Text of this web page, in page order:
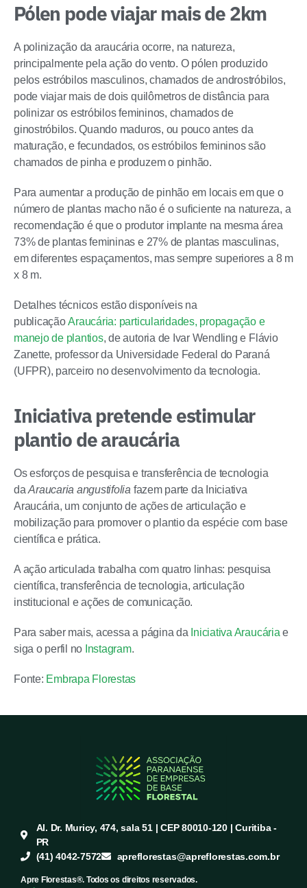
Pólen pode viajar mais de 2km
A polinização da araucária ocorre, na natureza,
principalmente pela ação do vento. O pólen produzido
pelos estróbilos masculinos, chamados de androstróbilos,
pode viajar mais de dois quilômetros de distância para
polinizar os estróbilos femininos, chamados de
ginostróbilos. Quando maduros, ou pouco antes da
maturação, e fecundados, os estróbilos femininos são
chamados de pinha e produzem o pinhão.
Para aumentar a produção de pinhão em locais em que o
número de plantas macho não é o suficiente na natureza, a
recomendação é que o produtor implante na mesma área
73% de plantas femininas e 27% de plantas masculinas,
em diferentes espaçamentos, mas sempre superiores a 8 m
x 8 m.
Detalhes técnicos estão disponíveis na
publicaçãoAraucária: particularidades, propagação e
manejo de plantios, de autoria de Ivar Wendling e Flávio
Zanette, professor da Universidade Federal do Paraná
(UFPR), parceiro no desenvolvimento da tecnologia.
Iniciativa pretende estimular
plantio de araucária
Os esforços de pesquisa e transferência de tecnologia
daAraucaria angustifolia fazem parte da Iniciativa
Araucária, um conjunto de ações de articulação e
mobilização para promover o plantio da espécie com base
científica e prática.
A ação articulada trabalha com quatro linhas: pesquisa
científica, transferência de tecnologia, articulação
institucional e ações de comunicação.
Para saber mais, acessa a página da Iniciativa Araucária e
siga o perfil no Instagram.
Fonte: Embrapa Florestas
Al. Dr. Muricy, 474, sala 51 | CEP 80010-120 | Curitiba -
PR
(41) 4042-7572
apreflorestas@apreflorestas.com.br
Apre Florestas®. Todos os direitos reservados.